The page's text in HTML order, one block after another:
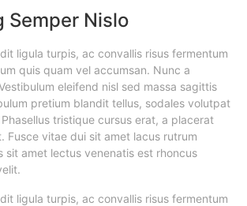
Semper Nislo
ligula turpis, ac convallis risus fermentum
quis quam vel accumsan. Nunc a
eleifend nisl sed massa sagittis
pretium blandit tellus, sodales volutpat
tristique cursus erat, a placerat
Fusce vitae dui sit amet lacus rutrum
sit amet lectus venenatis est rhoncus
ligula turpis, ac convallis risus fermentum